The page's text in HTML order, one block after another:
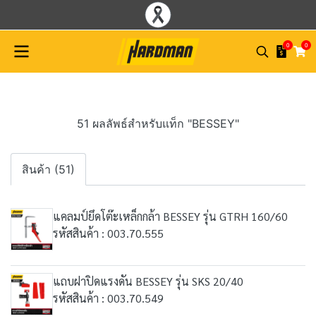
0 0
51 ผลลัพธ์สำหรับแท็ก "BESSEY"
สินค้า (51)
แคลมป์ยึดโต๊ะเหล็กกล้า BESSEY รุ่น GTRH 160/60
รหัสสินค้า : 003.70.555
แถบฝาปิดแรงดัน BESSEY รุ่น SKS 20/40
รหัสสินค้า : 003.70.549